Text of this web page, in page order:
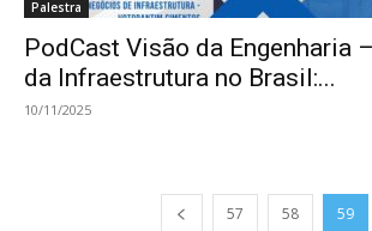
Palestra
PodCast Visão da Engenharia
da Infraestrutura no Brasil:...
10/11/2025
57 58 59